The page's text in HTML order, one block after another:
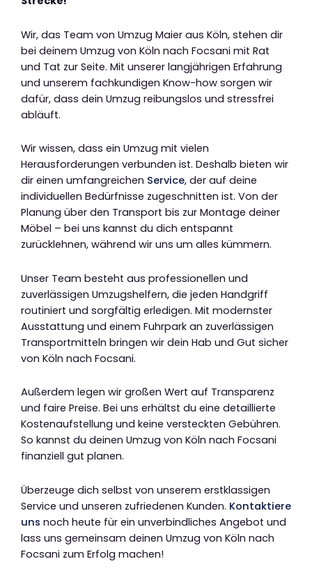
Wir, das Team von Umzug Maier aus Köln, stehen dir
bei deinem Umzug von Köln nach Focsani mit Rat
und Tat zur Seite. Mit unserer langjährigen Erfahrung
und unserem fachkundigen Know-how sorgen wir
dafür, dass dein Umzug reibungslos und stressfrei
abläuft.
Wir wissen, dass ein Umzug mit vielen
Herausforderungen verbunden ist. Deshalb bieten wir
dir einen umfangreichen Service, der auf deine
individuellen Bedürfnisse zugeschnitten ist. Von der
Planung über den Transport bis zur Montage deiner
Möbel – bei uns kannst du dich entspannt
zurücklehnen, während wir uns um alles kümmern.
Unser Team besteht aus professionellen und
zuverlässigen Umzugshelfern, die jeden Handgriff
routiniert und sorgfältig erledigen. Mit modernster
Ausstattung und einem Fuhrpark an zuverlässigen
Transportmitteln bringen wir dein Hab und Gut sicher
von Köln nach Focsani.
Außerdem legen wir großen Wert auf Transparenz
und faire Preise. Bei uns erhältst du eine detaillierte
Kostenaufstellung und keine versteckten Gebühren.
So kannst du deinen Umzug von Köln nach Focsani
finanziell gut planen.
Überzeuge dich selbst von unserem erstklassigen
Service und unseren zufriedenen Kunden. Kontaktiere
uns noch heute für ein unverbindliches Angebot und
lass uns gemeinsam deinen Umzug von Köln nach
Focsani zum Erfolg machen!